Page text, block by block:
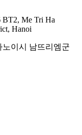
BT2, Me Tri Ha
Hanoi
노이시 남뜨리엠군